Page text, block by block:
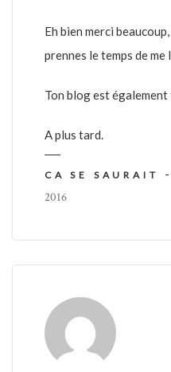
Eh bien merci
prennes le temps de me
Ton blog est également
A plus tard.
CA SE SAURAIT -
2016